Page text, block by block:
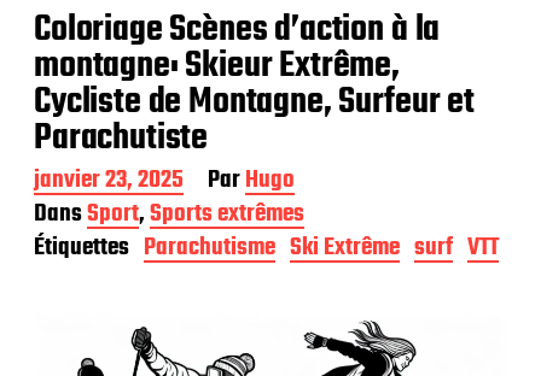
Coloriage Scènes d’action à la
montagne: Skieur Extrême,
Cycliste de Montagne, Surfeur et
Parachutiste
D
a
t
e
janvier 23, 2025 ParHugo
DansSport,Sports extrêmes
Étiquettes Parachutisme Ski Extrême surf VTT